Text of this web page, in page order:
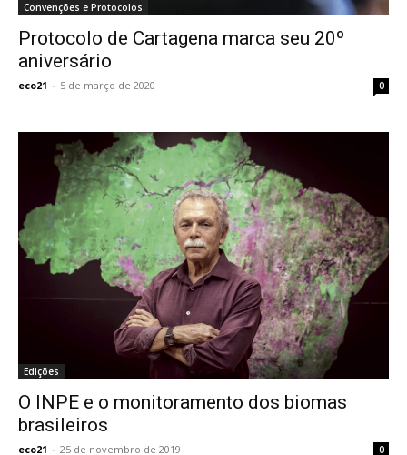
Convenções e Protocolos
Protocolo de Cartagena marca seu 20º
aniversário
eco21 - 5 de março de 2020 0
Edições
O INPE e o monitoramento dos biomas
brasileiros
eco21 - 25 de novembro de 2019 0